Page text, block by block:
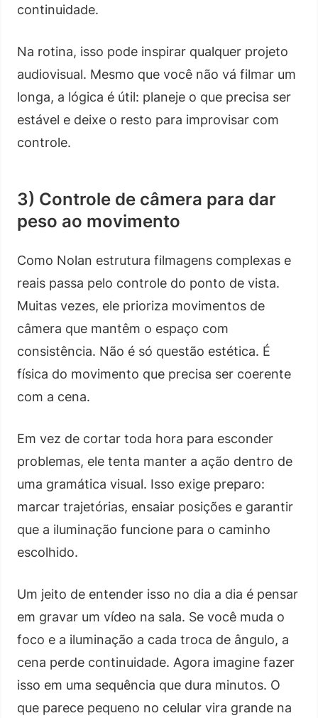
continuidade.
Na rotina, isso pode inspirar qualquer projeto
audiovisual. Mesmo que você não vá filmar um
longa, a lógica é útil: planeje o que precisa ser
estável e deixe o resto para improvisar com
controle.
3) Controle de câmera para dar
peso ao movimento
Como Nolan estrutura filmagens complexas e
reais passa pelo controle do ponto de vista.
Muitas vezes, ele prioriza movimentos de
câmera que mantêm o espaço com
consistência. Não é só questão estética. É
física do movimento que precisa ser coerente
com a cena.
Em vez de cortar toda hora para esconder
problemas, ele tenta manter a ação dentro de
uma gramática visual. Isso exige preparo:
marcar trajetórias, ensaiar posições e garantir
que a iluminação funcione para o caminho
escolhido.
Um jeito de entender isso no dia a dia é pensar
em gravar um vídeo na sala. Se você muda o
foco e a iluminação a cada troca de ângulo, a
cena perde continuidade. Agora imagine fazer
isso em uma sequência que dura minutos. O
que parece pequeno no celular vira grande na